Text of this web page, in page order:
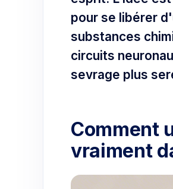
pour se libérer
substances
circuits
sevrage plus
Comment
vraiment